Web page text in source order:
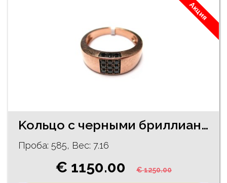
Акция
Koльцо c черными бриллиантами (0.3 ct) 1060-3463
Проба: 585, Bес: 7.16
€ 1150.00 € 1250.00